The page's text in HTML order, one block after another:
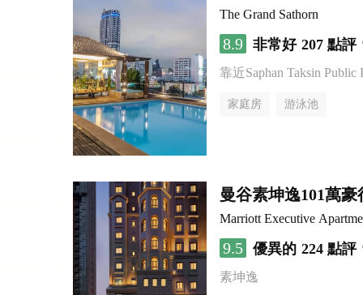
The Grand Sathorn
8.9 非常好 207 點評
靠近Saphan Taksin Public
家庭房 游泳池
曼谷素坤逸101萬
Marriott Executive
9.5 優異的 224 點評
素坤逸